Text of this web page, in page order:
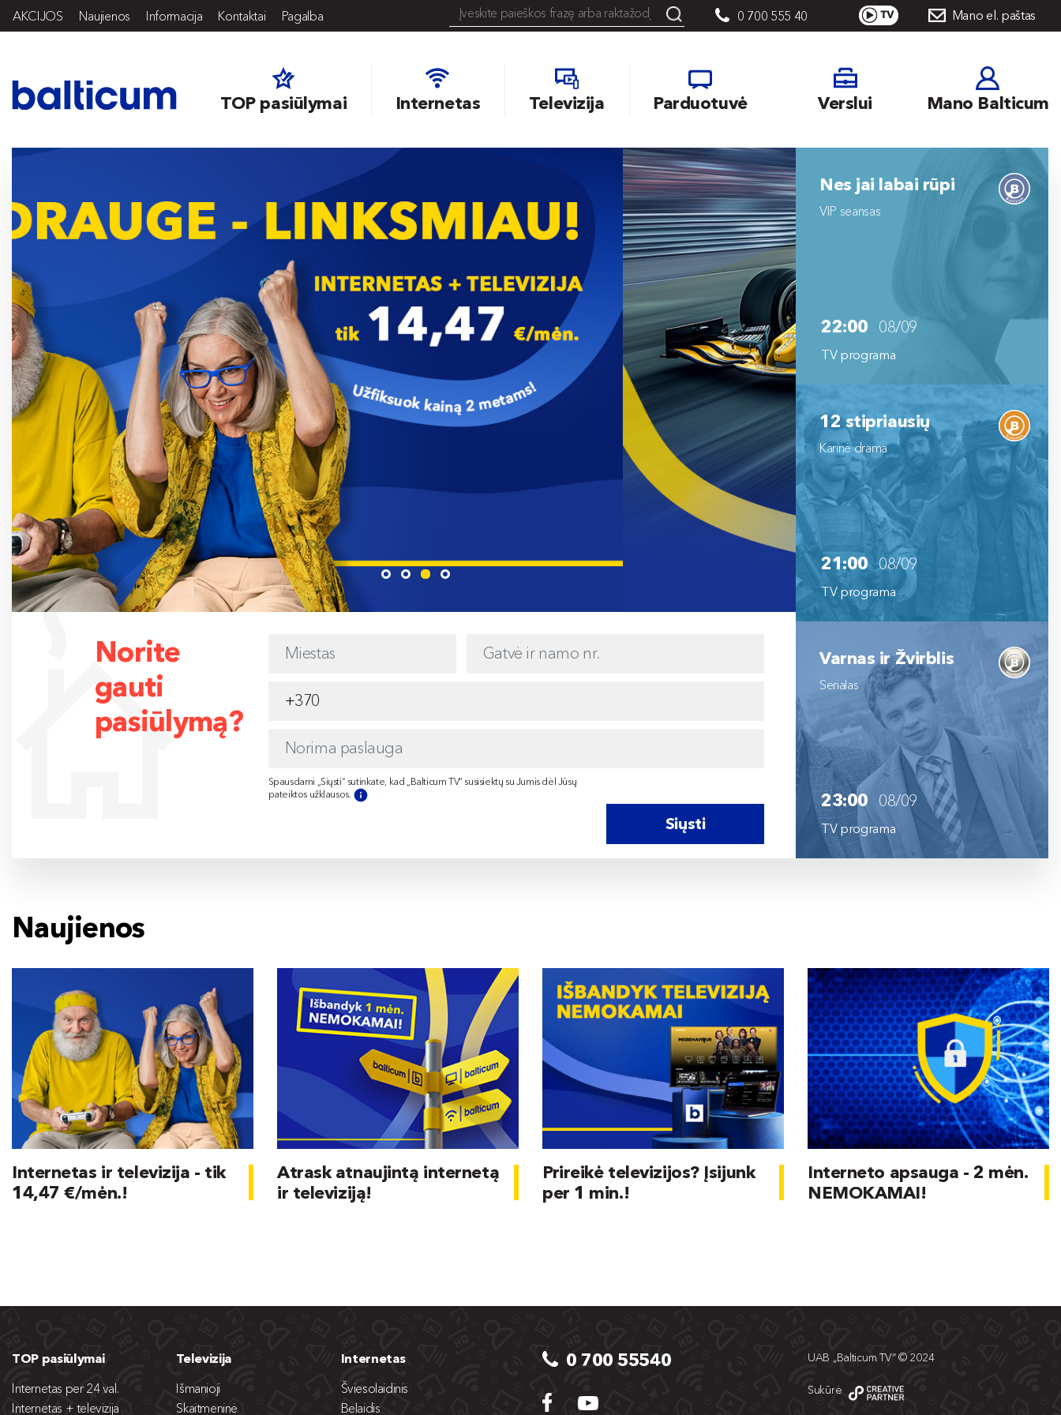
AKCIJOS Naujienos Informacija Kontaktai Pagalba 0 700 555 40 Mano el. paštas
TOP pasiūlymai Internetas Televizija Parduotuvė Verslui Mano Balticum
Norite
gauti
pasiūlymą?
Spausdami „Siųsti“ sutinkate, kad „Balticum TV“ susisiektų su Jumis dėl Jūsų
pateiktos užklausos.
Siųsti
22:00 08/09
Nes jai labai rūpi
VIP seansas
TV programa
21:00 08/09
12 stipriausių
Karinė drama
TV programa
23:00 08/09
Varnas ir Žvirblis
Serialas
TV programa
Naujienos
Internetas ir televizija - tik
14,47 €/mėn.!
Atrask atnaujintą internetą
ir televiziją!
Prireikė televizijos? Įsijunk
per 1 min.!
Interneto apsauga - 2 mėn.
NEMOKAMAI!
TOP pasiūlymai
Internetas per 24 val.
Internetas + televizija
Televizija
Išmanioji
Skaitmeninė
Internetas
Šviesolaidinis
Belaidis
0 700 55540 UAB „Balticum TV“ © 2024
Sukūrė